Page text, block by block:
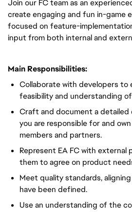
Join our FC team as an
create engaging and fun in-game
focused on feature-
input from both internal and
Main Responsibilities:
Collaborate with developers to
feasibility and understanding
Craft and document a
you are responsible for and
members and partners.
Represent EA FC with external
them to agree on product
Meet quality standards,
have been defined.
Use an understanding of the